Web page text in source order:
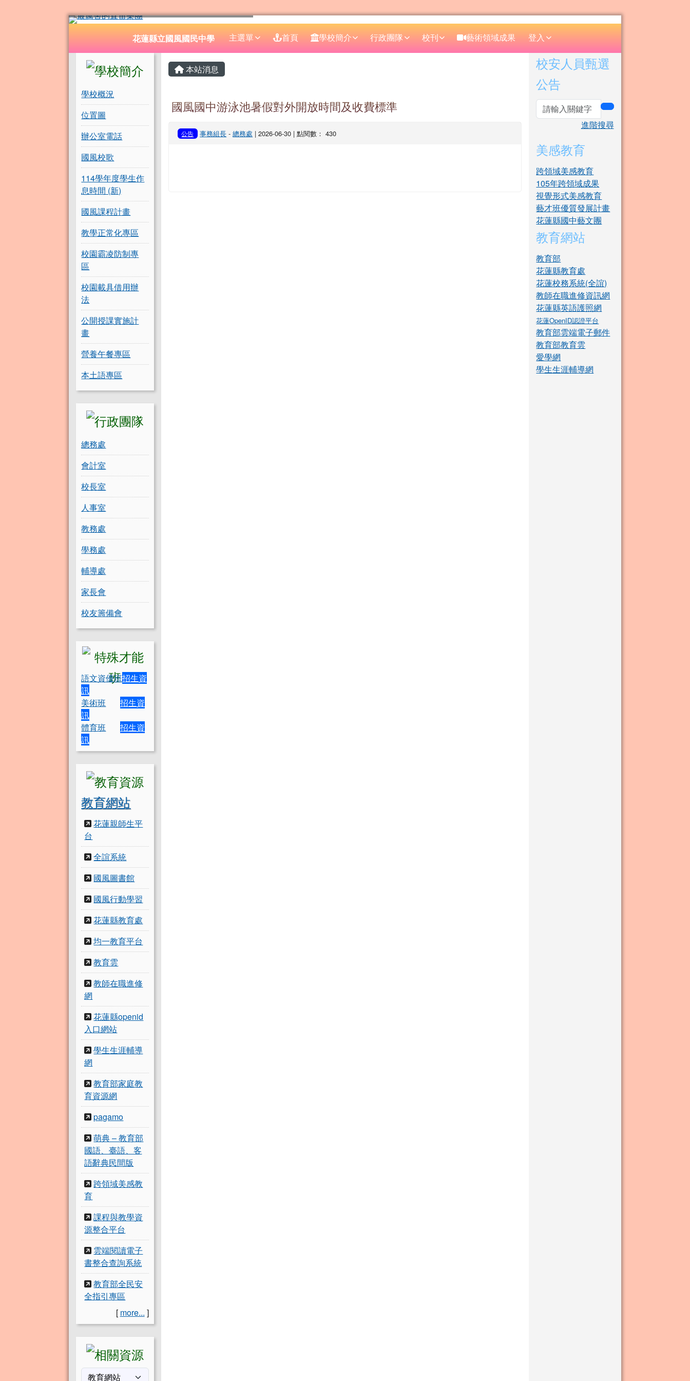
花蓮縣立國風國民中學
導覽列 花蓮縣立國風國民中學 主選單 首頁 學校簡介 行政團隊 校刊 藝術領域成果 登入
左邊區域內容
學校概況
位置圖
辦公室電話
國風校歌
114學年度學生作
息時間 (新)
國風課程計畫
教學正常化專區
校園霸凌防制專
區
校園載具借用辦
法
公開授課實施計
畫
營養午餐專區
本土語專區
總務處
會計室
校長室
人事室
教務處
學務處
輔導處
家長會
校友籌備會
語文資優班招生資
訊
美術班
招生資
訊
體育班
招生資
訊
教育網站
花蓮親師生平
台
全誼系統
國風圖書館
國風行動學習
花蓮縣教育處
均一教育平台
教育雲
教師在職進修
網
花蓮縣openid
入口網站
學生生涯輔導
網
教育部家庭教
育資源網
pagamo
萌典 – 教育部
國語、臺語、客
語辭典民間版
跨領域美感教
育
課程與教學資
源整合平台
雲端閱讀電子
書整合查詢系統
教育部全民安
全指引專區
[ more... ]
主內容區域
本站消息
國風國中游泳池暑假對外開放時間及收費標準
公告 事務組長 -總務處 | 2026-06-30 | 點閱數： 430
右邊區域內容
校安人員甄選
公告
search
進階搜尋
美感教育
跨領域美感教育
105年跨領域成果
視覺形式美感教育
藝才班優質發展計畫
花蓮縣國中藝文團
教育網站
教育部
花蓮縣教育處
花蓮校務系統(全誼)
教師在職進修資訊網
花蓮縣英語護照網
花蓮OpenID認證平台
教育部雲端電子郵件
教育部教育雲
愛學網
學生生涯輔導網
頁尾區域